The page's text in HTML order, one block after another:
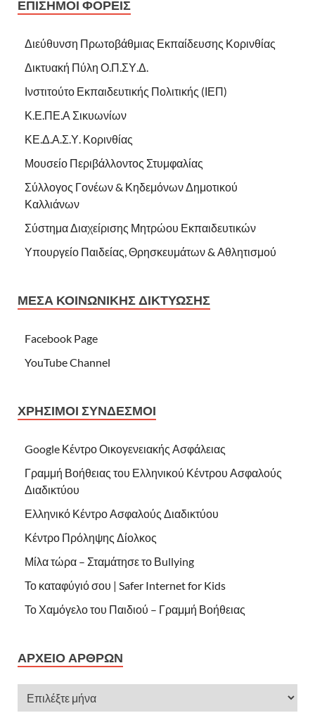
ΕΠΊΣΗΜΟΙ ΦΟΡΕΊΣ
Διεύθυνση Πρωτοβάθμιας Εκπαίδευσης Κορινθίας
Δικτυακή Πύλη Ο.Π.ΣΥ.Δ.
Ινστιτούτο Εκπαιδευτικής Πολιτικής (ΙΕΠ)
Κ.Ε.ΠΕ.Α Σικυωνίων
ΚΕ.Δ.Α.Σ.Υ. Κορινθίας
Μουσείο Περιβάλλοντος Στυμφαλίας
Σύλλογος Γονέων & Κηδεμόνων Δημοτικού
Καλλιάνων
Σύστημα Διαχείρισης Μητρώου Εκπαιδευτικών
Υπουργείο Παιδείας, Θρησκευμάτων & Αθλητισμού
ΜΈΣΑ ΚΟΙΝΩΝΙΚΉΣ ΔΙΚΤΎΩΣΗΣ
Facebook Page
YouTube Channel
ΧΡΉΣΙΜΟΙ ΣΎΝΔΕΣΜΟΙ
Google Κέντρο Οικογενειακής Ασφάλειας
Γραμμή Βοήθειας του Ελληνικού Κέντρου Ασφαλούς
Διαδικτύου
Ελληνικό Κέντρο Ασφαλούς Διαδικτύου
Κέντρο Πρόληψης Δίολκος
Μίλα τώρα – Σταμάτησε το Βullying
Το καταφύγιό σου | Safer Internet for Kids
Το Χαμόγελο του Παιδιού – Γραμμή Βοήθειας
ΑΡΧΕΊΟ ΆΡΘΡΩΝ